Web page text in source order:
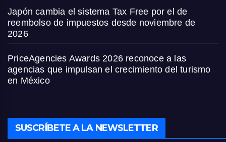
Japón cambia el sistema Tax Free por el de
reembolso de impuestos desde noviembre de
2026
PriceAgencies Awards 2026 reconoce a las
agencias que impulsan el crecimiento del turismo
en México
SUSCRÍBETE A LA NEWSLETTER